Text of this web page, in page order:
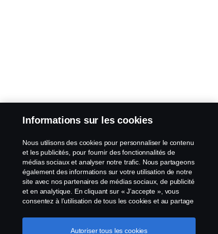
Informations sur les cookies
Nous utilisons des cookies pour personnaliser le contenu
et les publicités, pour fournir des fonctionnalités de
médias sociaux et analyser notre trafic. Nous partageons
également des informations sur votre utilisation de notre
site avec nos partenaires de médias sociaux, de publicité
et en analytique. En cliquant sur « J’accepte », vous
consentez à l’utilisation de tous les cookies et au partage
cookies en cliquant sur « Paramètres des cookies » et en
sélectionnant les catégories que vous souhaitez
Autoriser tous les cookies